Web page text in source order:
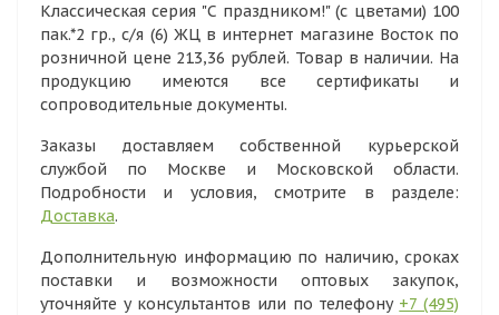
Классическая серия "С праздником!" (с цветами) 100
пак.*2 гр., с/я (6) ЖЦ в интернет магазине Восток по
розничной цене 213,36 рублей. Товар в наличии. На
продукцию имеются все сертификаты и
сопроводительные документы.
Заказы доставляем собственной курьерской
службой по Москве и Московской области.
Подробности и условия, смотрите в разделе:
Доставка.
Дополнительную информацию по наличию, сроках
поставки и возможности оптовых закупок,
уточняйте у консультантов или по телефону +7 (495)